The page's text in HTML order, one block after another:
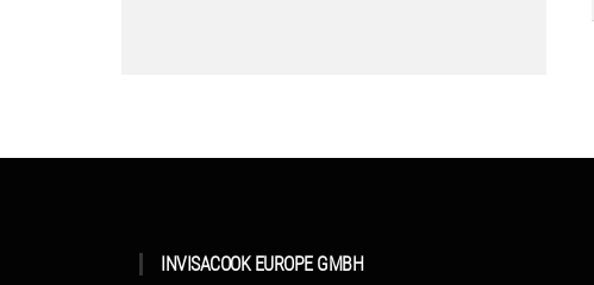
INVISACOOK EUROPE GMBH